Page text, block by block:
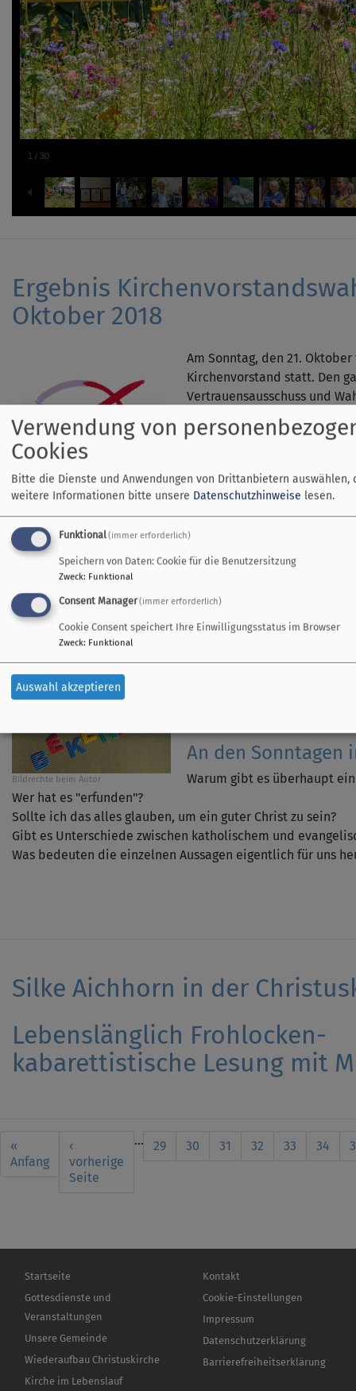
1 / 30
Ergebnis
Oktober 2018
Bildrechte beim Autor
Am Sonntag, den 21.
Kirchenvorstand statt. Den
Vertrauensausschuss und
Predigtreihe
Bildrechte beim Autor
An den Sonntagen
Warum gibt es überhaupt
Wer hat es "erfunden"?
Sollte ich das alles glauben, um ein guter Christ zu sein?
Gibt es Unterschiede zwischen katholischem und
Was bedeuten die einzelnen Aussagen eigentlich für uns
Silke Aichhorn in der
Lebenslänglich Frohlocken-
kabarettistische Lesung mit
Seitennummerierung
First
page
«
Anfang
Vorherige
Seite
‹
vorherige
Seite
… Seite
29 Seite
30 Seite
31 Seite
32 Seite
33 Seite
34
Hauptnavigation
Startseite
Gottesdienste und
Veranstaltungen
Unsere Gemeinde
Wiederaufbau Christuskirche
Kirche im Lebenslauf
Fußbereichsmenü
Kontakt
Cookie-Einstellungen
Impressum
Datenschutzerklärung
Barrierefreiheitserklärung
Verwendung von
Cookies
Bitte die Dienste und Anwendungen von Drittanbietern
weitere Informationen bitte unsere Datenschutzhinweise lesen.
Funktional(immer erforderlich)
Speichern von Daten: Cookie für die Benutzersitzung
Zweck: Funktional
Consent Manager(immer erforderlich)
Cookie Consent speichert Ihre Einwilligungsstatus im Browser
Zweck: Funktional
Auswahl akzeptieren